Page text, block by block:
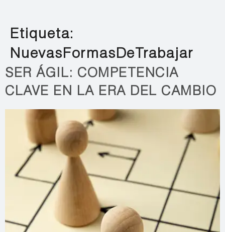
Etiqueta:
NuevasFormasDeTrabajar
SER ÁGIL: COMPETENCIA
CLAVE EN LA ERA DEL CAMBIO